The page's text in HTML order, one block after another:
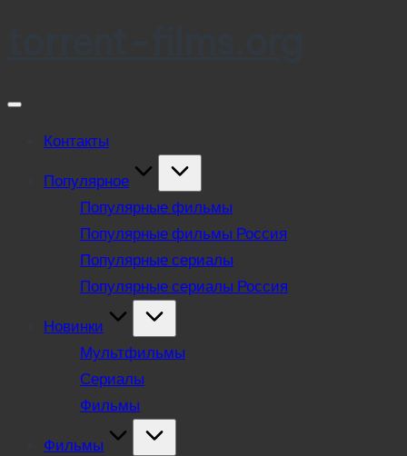
Контакты
Популярное
Популярные фильмы
Популярные фильмы Россия
Популярные сериалы
Популярные сериалы Россия
Новинки
Мультфильмы
Сериалы
Фильмы
Фильмы